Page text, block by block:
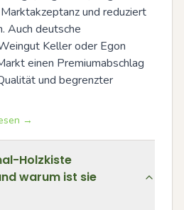
und reduziert
Auch deutsche
Keller oder Egon
einen Premiumabschlag
und begrenzter
→
Holzkiste
warum ist sie